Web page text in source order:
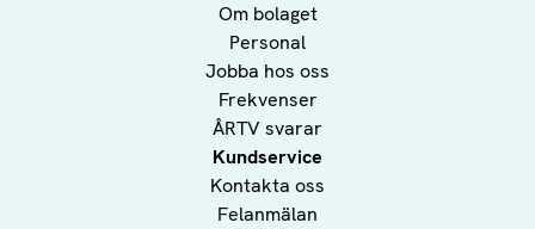
Om bolaget
Personal
Jobba hos oss
Frekvenser
ÅRTV svarar
Kundservice
Kontakta oss
Felanmälan